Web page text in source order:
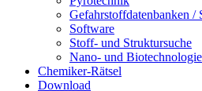
Gefahrstoffdatenbanken /
Software
Stoff- und Struktursuche
Nano- und Biotechnologie
Chemiker-Rätsel
Download